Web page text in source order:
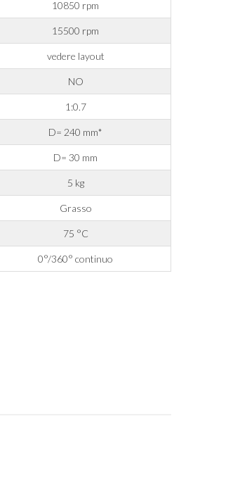
10850 rpm
15500 rpm
vedere layout
NO
1:0.7
D= 240 mm*
D= 30 mm
5 kg
Grasso
75 °C
0°/360° continuo